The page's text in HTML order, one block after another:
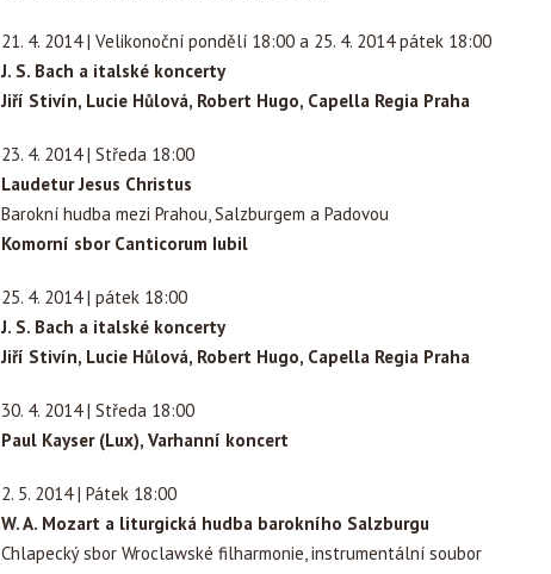
21. 4. 2014 | Velikonoční pondělí 18:00 a 25. 4. 2014 pátek 18:00
J. S. Bach a italské koncerty
Jiří Stivín, Lucie Hůlová, Robert Hugo, Capella Regia Praha
23. 4. 2014 | Středa 18:00
Laudetur Jesus Christus
Barokní hudba mezi Prahou, Salzburgem a Padovou
Komorní sbor Canticorum Iubil
25. 4. 2014 | pátek 18:00
J. S. Bach a italské koncerty
Jiří Stivín, Lucie Hůlová, Robert Hugo, Capella Regia Praha
30. 4. 2014 | Středa 18:00
Paul Kayser (Lux), Varhanní koncert
2. 5. 2014 | Pátek 18:00
W. A. Mozart a liturgická hudba barokního Salzburgu
Chlapecký sbor Wroclawské filharmonie, instrumentální soubor